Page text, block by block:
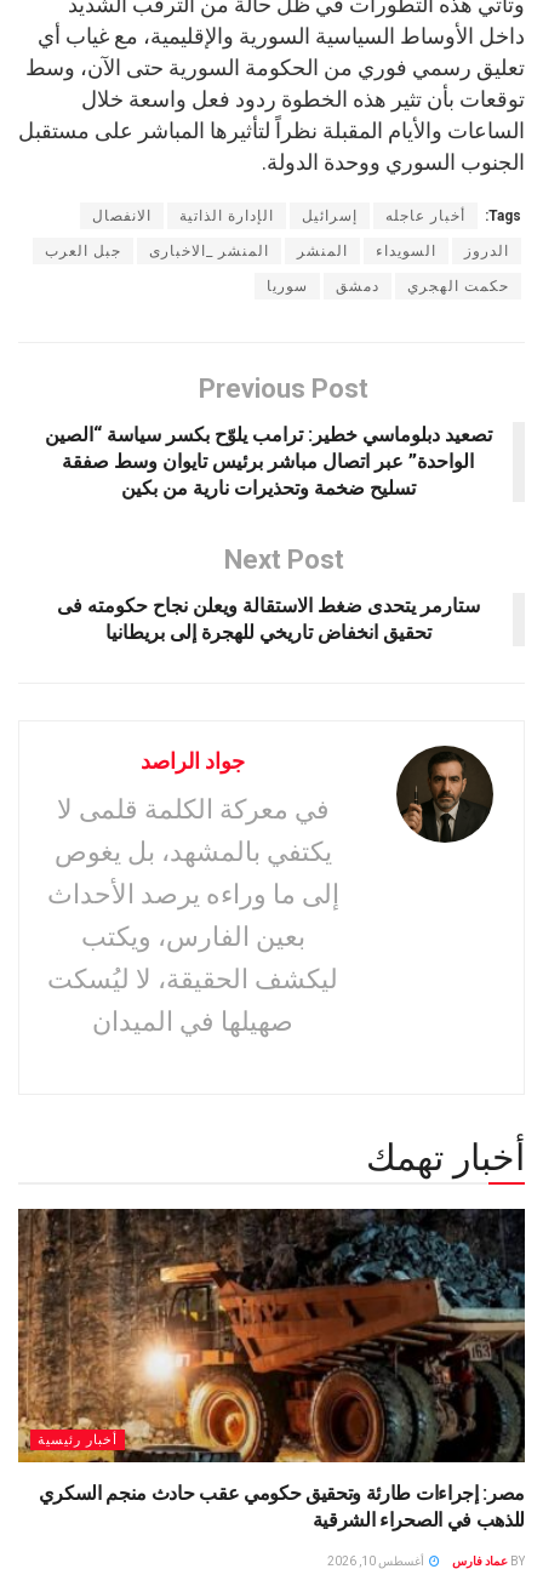
داخل الأوساط السياسية السورية والإقليمية، مع غياب أي
تعليق رسمي فوري من الحكومة السورية حتى الآن، وسط
توقعات بأن تثير هذه الخطوة ردود فعل واسعة خلال
الساعات والأيام المقبلة نظراً لتأثيرها المباشر على مستقبل
الجنوب السوري ووحدة الدولة.
Tags: أخبار عاجله إسرائيل الإدارة الذاتية الانفصال
الدروز السويداء المنشر المنشر _الاخبارى جبل العرب
حكمت الهجري دمشق سوريا
Previous Post
تصعيد دبلوماسي خطير: ترامب يلوّح بكسر سياسة “الصين
الواحدة” عبر اتصال مباشر برئيس تايوان وسط صفقة
تسليح ضخمة وتحذيرات نارية من بكين
Next Post
ستارمر يتحدى ضغط الاستقالة ويعلن نجاح حكومته فى
تحقيق انخفاض تاريخي للهجرة إلى بريطانيا
جواد الراصد
في معركة الكلمة قلمى لا
يكتفي بالمشهد، بل يغوص
إلى ما وراءه يرصد الأحداث
بعين الفارس، ويكتب
ليكشف الحقيقة، لا ليُسكت
صهيلها في الميدان
أخبار تهمك
أخبار رئيسية
مصر: إجراءات طارئة وتحقيق حكومي عقب حادث منجم السكري
للذهب في الصحراء الشرقية
BY عماد فارس أغسطس 10, 2026